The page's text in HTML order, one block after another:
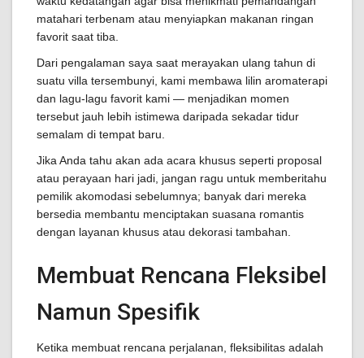
matahari terbenam atau menyiapkan makanan ringan
favorit saat tiba.
Dari pengalaman saya saat merayakan ulang tahun di
suatu villa tersembunyi, kami membawa lilin aromaterapi
dan lagu-lagu favorit kami — menjadikan momen
tersebut jauh lebih istimewa daripada sekadar tidur
semalam di tempat baru.
Jika Anda tahu akan ada acara khusus seperti proposal
atau perayaan hari jadi, jangan ragu untuk memberitahu
pemilik akomodasi sebelumnya; banyak dari mereka
bersedia membantu menciptakan suasana romantis
dengan layanan khusus atau dekorasi tambahan.
Membuat Rencana Fleksibel
Namun Spesifik
Ketika membuat rencana perjalanan, fleksibilitas adalah